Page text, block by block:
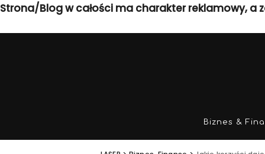
Strona/Blog w całości ma charakter reklamowy, a
Biznes &